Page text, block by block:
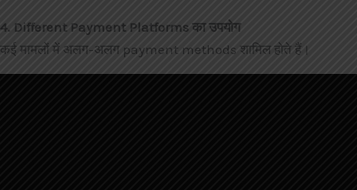
4. Different Payment Platforms का उपयोग
कई मामलों में अलग-अलग payment methods शामिल होते हैं।